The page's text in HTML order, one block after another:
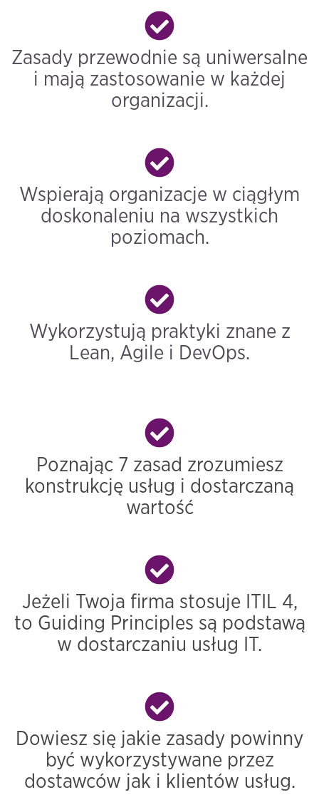
Zasady przewodnie są uniwersalne
i mają zastosowanie w każdej
organizacji.
Wspierają organizacje w ciągłym
doskonaleniu na wszystkich
poziomach.
Wykorzystują praktyki znane z
Lean, Agile i DevOps.
Poznając 7 zasad zrozumiesz
konstrukcję usług i dostarczaną
wartość
Jeżeli Twoja firma stosuje ITIL 4,
to Guiding Principles są podstawą
w dostarczaniu usług IT.
Dowiesz się jakie zasady powinny
być wykorzystywane przez
dostawców jak i klientów usług.